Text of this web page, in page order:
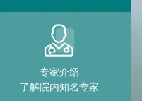
专家介绍
了解院内知名专家